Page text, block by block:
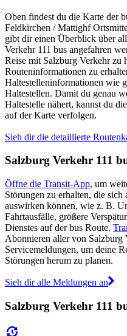
Oben findest du die Karte der
Feldkirchen / Mattighf
gibt dir einen Überblick über
Verkehr 111 bus angefahren
Reise mit Salzburg Verkehr zu
Routeninformationen zu
Haltestelleninformationen wie
Haltestellen. Damit du genau
Haltestelle nähert, kannst du
auf der Karte verfolgen.
Sieh dir die detaillierte
Salzburg Verkehr 111
Öffne die Transit-App, um
Störungen zu erhalten, die sich
auswirken können, wie z. B.
Fahrtausfälle, größere
Dienstes auf der bus Route.
Abonnieren aller von Salzburg
Servicemeldungen, um deine
Störungen herum zu planen.
Sieh dir alle Meldungen an
Salzburg Verkehr 111